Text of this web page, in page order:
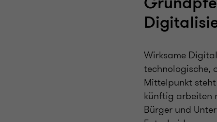
Wirksame
technologische,
Mittelpunkt
künftig arbeiten
Bürger und